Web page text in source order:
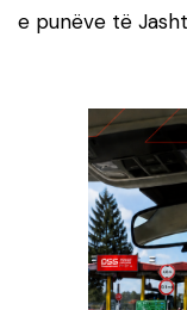
e punëve të